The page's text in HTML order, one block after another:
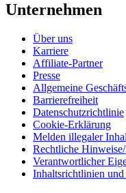
Unternehmen
Über uns
Karriere
Affiliate-Partner
Presse
Allgemeine
Barrierefreiheit
Datenschutzrichtlinie
Cookie-Erklärung
Melden illegaler
Rechtliche
Verantwortlicher
Inhaltsrichtlinien